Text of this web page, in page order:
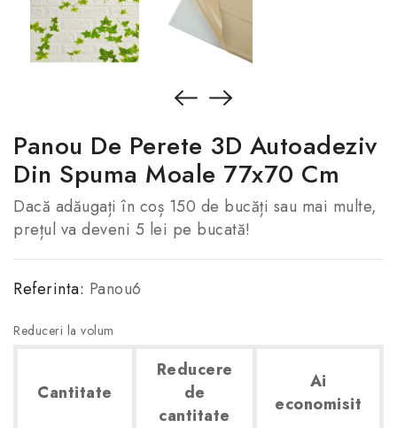
Panou De Perete 3D Autoadeziv
Din Spuma Moale 77x70 Cm
Dacă adăugați în coș 150 de bucăți sau mai multe,
prețul va deveni 5 lei pe bucată!
Referinta: Panou6
Reduceri la volum
Cantitate
Reducere
de
cantitate
Ai
economisit